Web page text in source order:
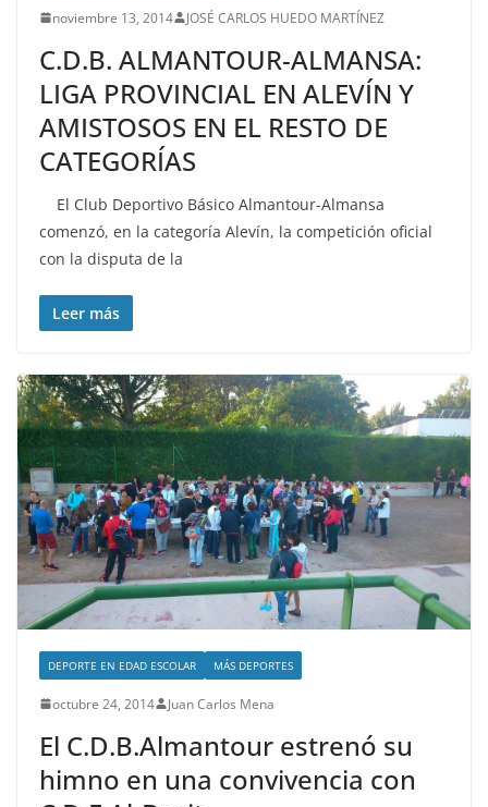
noviembre 13, 2014 JOSÉ CARLOS HUEDO MARTÍNEZ
C.D.B. ALMANTOUR-ALMANSA:
LIGA PROVINCIAL EN ALEVÍN Y
AMISTOSOS EN EL RESTO DE
CATEGORÍAS
El Club Deportivo Básico Almantour-Almansa
comenzó, en la categoría Alevín, la competición oficial
con la disputa de la
Leer más
DEPORTE EN EDAD ESCOLAR MÁS DEPORTES
octubre 24, 2014 Juan Carlos Mena
El C.D.B.Almantour estrenó su
himno en una convivencia con